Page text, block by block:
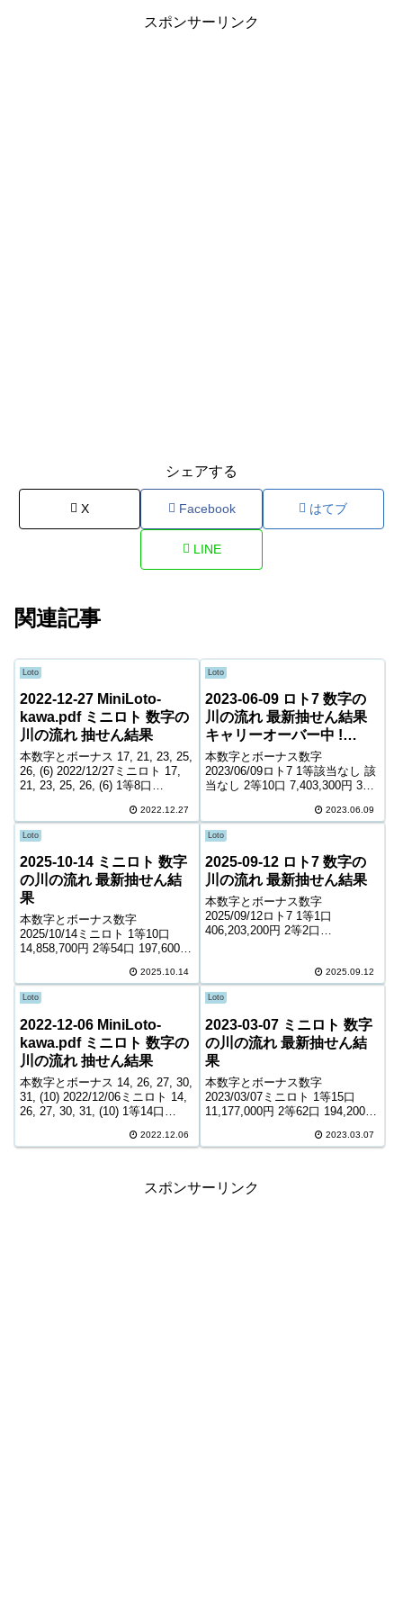
スポンサーリンク
シェアする
X Facebook はてブ
LINE
関連記事
Loto
2022-12-27 MiniLoto-
kawa.pdf ミニロト 数字の
川の流れ 抽せん結果
本数字とボーナス 17, 21, 23, 25,
26, (6) 2022/12/27ミニロト 17,
21, 23, 25, 26, (6) 1等8口
3等1,425口 15,200円... 2022.12.27
Loto
2023-06-09 ロト7 数字の
川の流れ 最新抽せん結果
キャリーオーバー中 !
1,095,600,170円
本数字とボーナス数字
2023/06/09ロト7 1等該当なし 該
当なし 2等10口 7,403,300円 3等
10,300円 5等96,844口 1,500円 6
等164,817口 1,100...
2023.06.09
Loto
2025-10-14 ミニロト 数字
の川の流れ 最新抽せん結
果
本数字とボーナス数字
2025/10/14ミニロト 1等10口
14,858,700円 2等54口 197,600円
口 1,100円 ＊抽せんの結果は最
終的に発売元の発表のものと照
合して下...
2025.10.14
Loto
2025-09-12 ロト7 数字の
川の流れ 最新抽せん結果
本数字とボーナス数字
2025/09/12ロト7 1等1口
406,203,200円 2等2口
1,500円 6等128,381口 1...2025.09.12
Loto
2022-12-06 MiniLoto-
kawa.pdf ミニロト 数字の
川の流れ 抽せん結果
本数字とボーナス 14, 26, 27, 30,
31, (10) 2022/12/06ミニロト 14,
26, 27, 30, 31, (10) 1等14口
2022.12.06
Loto
2023-03-07 ミニロト 数字
の川の流れ 最新抽せん結
果
本数字とボーナス数字
2023/03/07ミニロト 1等15口
11,177,000円 2等62口 194,200円
口 1,100円 ＊抽せんの結果は最
2023.03.07
スポンサーリンク